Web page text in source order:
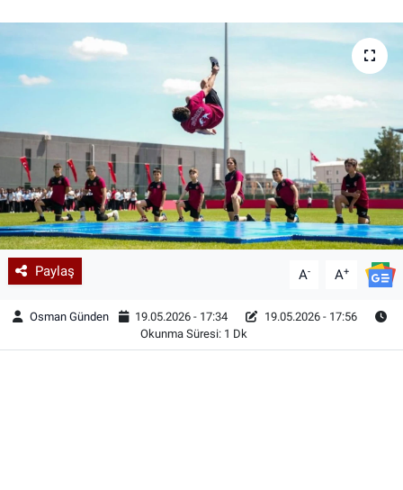
Paylaş A- A+
Osman Günden 19.05.2026 - 17:34
19.05.2026 - 17:56
Okunma Süresi: 1 Dk
Son Dakika Haberleri
Haber Arşivi